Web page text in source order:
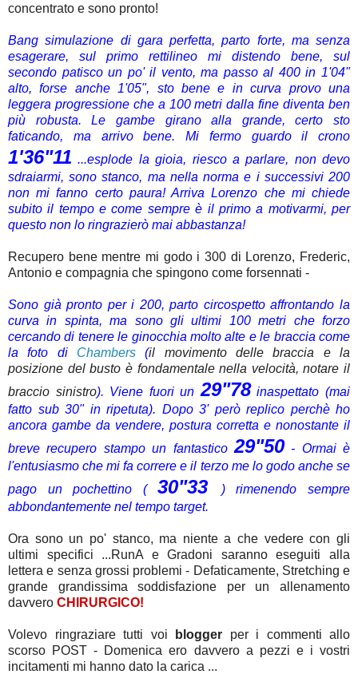
concentrato e sono pronto!
Bang simulazione di gara perfetta, parto forte, ma senza
esagerare, sul primo rettilineo mi distendo bene, sul
secondo patisco un po' il vento, ma passo al 400 in 1'04"
alto, forse anche 1'05", sto bene e in curva provo una
leggera progressione che a 100 metri dalla fine diventa ben
più robusta. Le gambe girano alla grande, certo sto
faticando, ma arrivo bene. Mi fermo guardo il crono
1'36"11 ...esplode la gioia, riesco a parlare, non devo
sdraiarmi, sono stanco, ma nella norma e i successivi 200
non mi fanno certo paura! Arriva Lorenzo che mi chiede
subito il tempo e come sempre è il primo a motivarmi, per
questo non lo ringrazierò mai abbastanza!
Recupero bene mentre mi godo i 300 di Lorenzo, Frederic,
Antonio e compagnia che spingono come forsennati -
Sono già pronto per i 200, parto circospetto affrontando la
curva in spinta, ma sono gli ultimi 100 metri che forzo
cercando di tenere le ginocchia molto alte e le braccia come
la foto di Chambers (il movimento delle braccia e la
posizione del busto è fondamentale nella velocità, notare il
braccio sinistro). Viene fuori un 29"78inaspettato (mai
fatto sub 30" in ripetuta). Dopo 3' però replico perchè ho
ancora gambe da vendere, postura corretta e nonostante il
breve recupero stampo un fantastico 29"50- Ormai è
l'entusiasmo che mi fa correre e il terzo me lo godo anche se
pago un pochettino (30"33
) rimenendo sempre
abbondantemente nel tempo target.
Ora sono un po' stanco, ma niente a che vedere con gli
ultimi specifici ...RunA e Gradoni saranno eseguiti alla
lettera e senza grossi problemi - Defaticamente, Stretching e
grande grandissima soddisfazione per un allenamento
davvero CHIRURGICO!
Volevo ringraziare tutti voi blogger per i commenti allo
scorso POST - Domenica ero davvero a pezzi e i vostri
incitamenti mi hanno dato la carica ...